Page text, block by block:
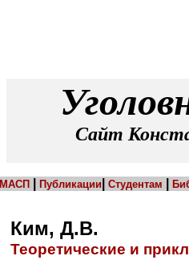
Сайт
МАСП Публикации Студентам
Ким, Д.В.
Теоретические и